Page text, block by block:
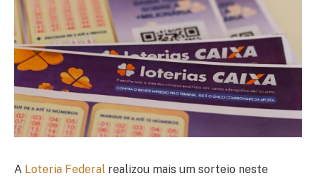
A Loteria Federal realizou mais um sorteio neste